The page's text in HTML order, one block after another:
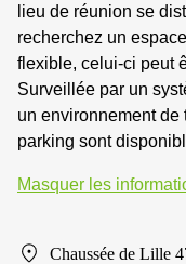
lieu de réunion se
recherchez un
flexible, celui-ci peut
Surveillée par un
un environnement
parking sont
Masquer les
Chaussée de Lille